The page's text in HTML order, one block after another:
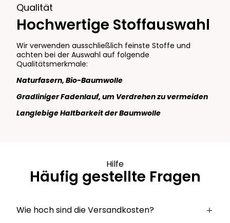
Qualität
Hochwertige Stoffauswahl
Wir verwenden ausschließlich feinste Stoffe und
achten bei der Auswahl auf folgende
Qualitätsmerkmale:
Naturfasern, Bio-Baumwolle
Gradliniger Fadenlauf, um Verdrehen zu vermeiden
Langlebige Haltbarkeit der Baumwolle
Hilfe
Häufig gestellte Fragen
Wie hoch sind die Versandkosten?